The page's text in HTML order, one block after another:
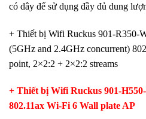
có dây để sử dụng đầy đủ dung
+ Thiết bị Wifi Ruckus 901-R350-
(5GHz and 2.4GHz concurrent)
point, 2×2:2 + 2×2:2 streams
+ Thiết bị Wifi Ruckus 901-
802.11ax Wi-Fi 6 Wall plate AP